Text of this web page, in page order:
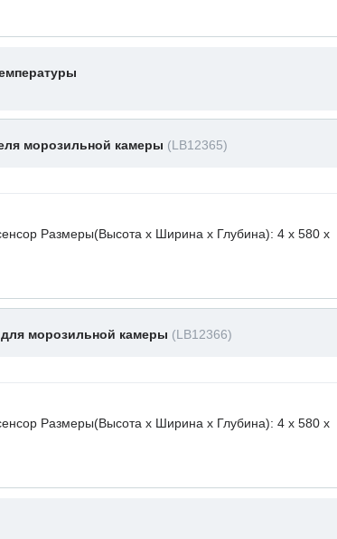
морозильной камеры (LB12365)
Размеры(Высота х Ширина х Глубина): 4 x 580 х
для морозильной камеры (LB12366)
Размеры(Высота х Ширина х Глубина): 4 x 580 х